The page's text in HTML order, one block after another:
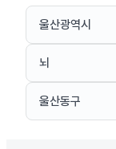
울산광역시
뇌
울산동구